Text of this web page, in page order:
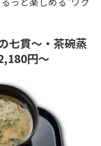
七貫～・茶碗蒸
円～